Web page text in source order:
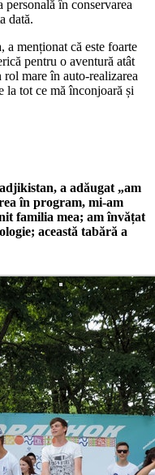
în conservarea
dată.
menționat că este foarte
pentru o aventură atât
mare în auto-realizarea
tot ce mă înconjoară și
a adăugat „am
în program, mi-am
familia mea; am învățat
această tabără a